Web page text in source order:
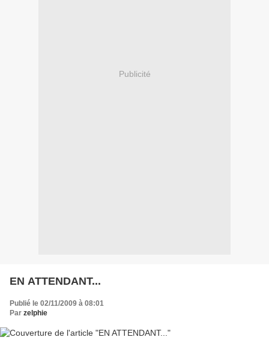
Publicité
EN ATTENDANT...
Publié le 02/11/2009 à 08:01
Par zelphie